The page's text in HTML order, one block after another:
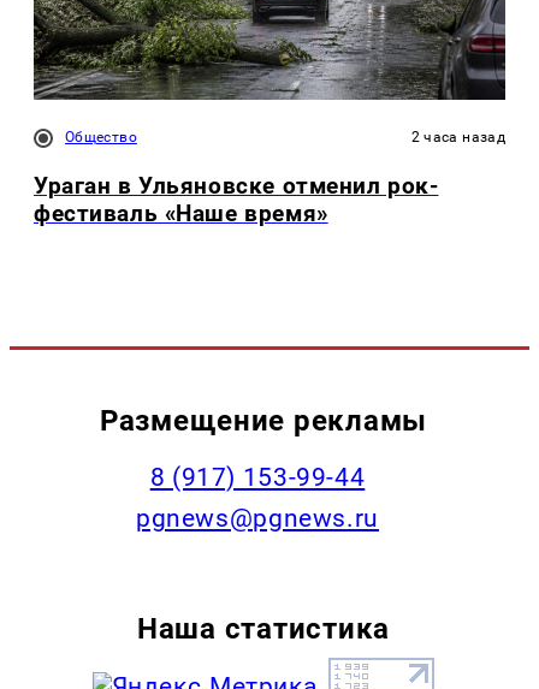
Общество 2 часа назад
Ураган в Ульяновске отменил рок-
фестиваль «Наше время»
Размещение рекламы
‭8 (917) 153-99-44
pgnews@pgnews.ru
Наша статистика